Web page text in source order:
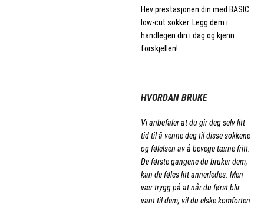
Hev prestasjonen din med BASIC
low-cut sokker. Legg dem i
handlegen din i dag og kjenn
forskjellen!
HVORDAN BRUKE
Vi anbefaler at du gir deg selv litt
tid til å venne deg til disse sokkene
og følelsen av å bevege tærne fritt.
De første gangene du bruker dem,
kan de føles litt annerledes. Men
vær trygg på at når du først blir
vant til dem, vil du elske komforten